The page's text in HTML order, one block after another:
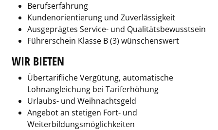
Berufserfahrung
Kundenorientierung und Zuverlässigkeit
Ausgeprägtes Service- und Qualitätsbewusstsein
Führerschein Klasse B (3) wünschenswert
WIR BIETEN
Übertarifliche Vergütung, automatische
Lohnangleichung bei Tariferhöhung
Urlaubs- und Weihnachtsgeld
Angebot an stetigen Fort- und
Weiterbildungsmöglichkeiten